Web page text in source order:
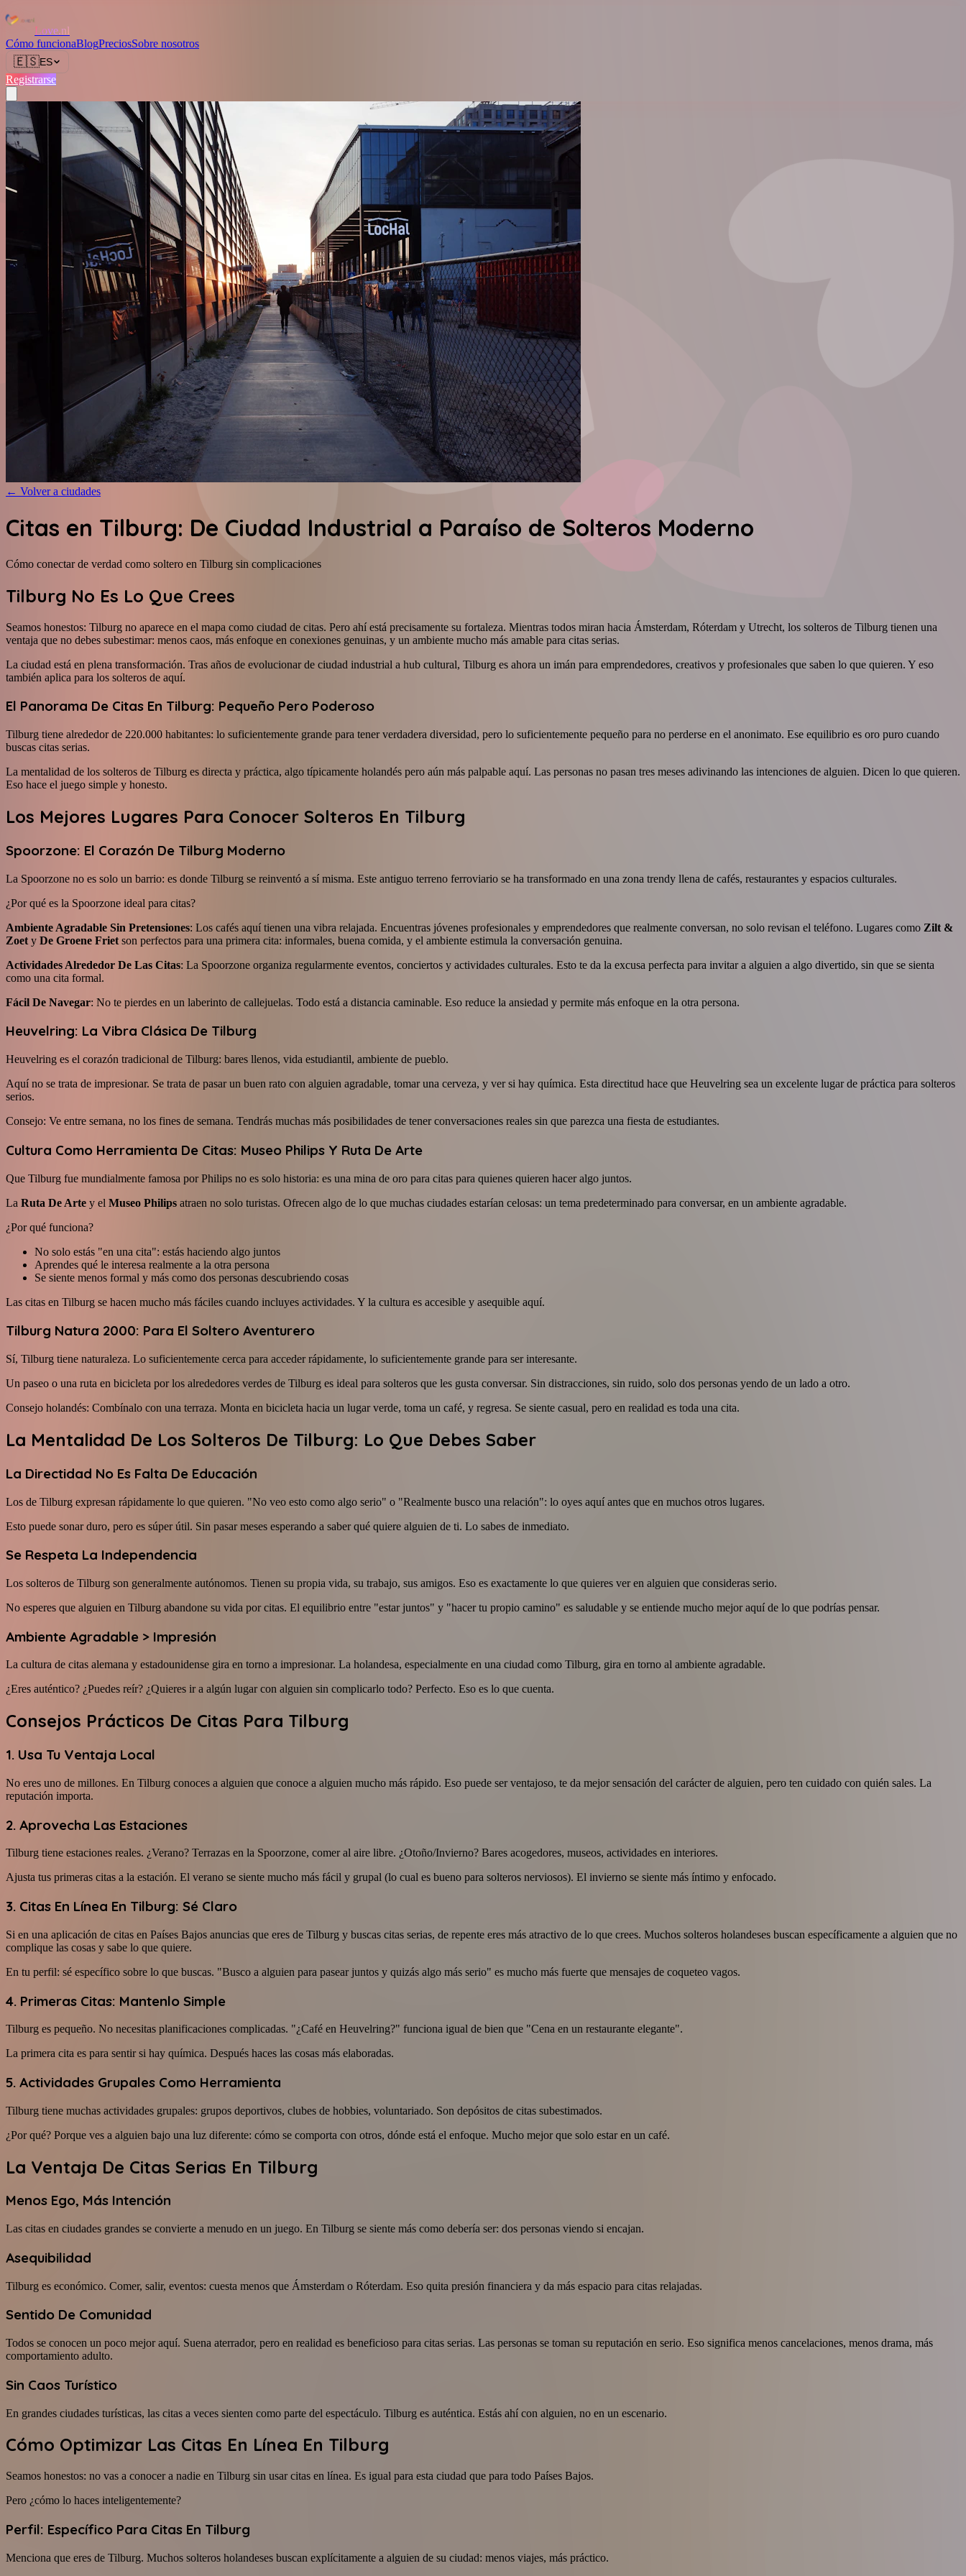
Love.nl
Cómo funcionaBlogPreciosSobre nosotros
🇪🇸ES
Registrarse
← Volver a ciudades
Citas en Tilburg: De Ciudad Industrial a Paraíso de Solteros Moderno
Cómo conectar de verdad como soltero en Tilburg sin complicaciones
Tilburg No Es Lo Que Crees
Seamos honestos: Tilburg no aparece en el mapa como ciudad de citas. Pero ahí está precisamente su fortaleza. Mientras todos miran hacia Ámsterdam, Róterdam y Utrecht, los solteros de Tilburg tienen una
ventaja que no debes subestimar: menos caos, más enfoque en conexiones genuinas, y un ambiente mucho más amable para citas serias.
La ciudad está en plena transformación. Tras años de evolucionar de ciudad industrial a hub cultural, Tilburg es ahora un imán para emprendedores, creativos y profesionales que saben lo que quieren. Y eso
también aplica para los solteros de aquí.
El Panorama De Citas En Tilburg: Pequeño Pero Poderoso
Tilburg tiene alrededor de 220.000 habitantes: lo suficientemente grande para tener verdadera diversidad, pero lo suficientemente pequeño para no perderse en el anonimato. Ese equilibrio es oro puro cuando
buscas citas serias.
La mentalidad de los solteros de Tilburg es directa y práctica, algo típicamente holandés pero aún más palpable aquí. Las personas no pasan tres meses adivinando las intenciones de alguien. Dicen lo que quieren.
Eso hace el juego simple y honesto.
Los Mejores Lugares Para Conocer Solteros En Tilburg
Spoorzone: El Corazón De Tilburg Moderno
La Spoorzone no es solo un barrio: es donde Tilburg se reinventó a sí misma. Este antiguo terreno ferroviario se ha transformado en una zona trendy llena de cafés, restaurantes y espacios culturales.
¿Por qué es la Spoorzone ideal para citas?
Ambiente Agradable Sin Pretensiones: Los cafés aquí tienen una vibra relajada. Encuentras jóvenes profesionales y emprendedores que realmente conversan, no solo revisan el teléfono. Lugares como Zilt &
Zoet y De Groene Friet son perfectos para una primera cita: informales, buena comida, y el ambiente estimula la conversación genuina.
Actividades Alrededor De Las Citas: La Spoorzone organiza regularmente eventos, conciertos y actividades culturales. Esto te da la excusa perfecta para invitar a alguien a algo divertido, sin que se sienta
como una cita formal.
Fácil De Navegar: No te pierdes en un laberinto de callejuelas. Todo está a distancia caminable. Eso reduce la ansiedad y permite más enfoque en la otra persona.
Heuvelring: La Vibra Clásica De Tilburg
Heuvelring es el corazón tradicional de Tilburg: bares llenos, vida estudiantil, ambiente de pueblo.
Aquí no se trata de impresionar. Se trata de pasar un buen rato con alguien agradable, tomar una cerveza, y ver si hay química. Esta directitud hace que Heuvelring sea un excelente lugar de práctica para solteros
serios.
Consejo: Ve entre semana, no los fines de semana. Tendrás muchas más posibilidades de tener conversaciones reales sin que parezca una fiesta de estudiantes.
Cultura Como Herramienta De Citas: Museo Philips Y Ruta De Arte
Que Tilburg fue mundialmente famosa por Philips no es solo historia: es una mina de oro para citas para quienes quieren hacer algo juntos.
La Ruta De Arte y el Museo Philips atraen no solo turistas. Ofrecen algo de lo que muchas ciudades estarían celosas: un tema predeterminado para conversar, en un ambiente agradable.
¿Por qué funciona?
No solo estás "en una cita": estás haciendo algo juntos
Aprendes qué le interesa realmente a la otra persona
Se siente menos formal y más como dos personas descubriendo cosas
Las citas en Tilburg se hacen mucho más fáciles cuando incluyes actividades. Y la cultura es accesible y asequible aquí.
Tilburg Natura 2000: Para El Soltero Aventurero
Sí, Tilburg tiene naturaleza. Lo suficientemente cerca para acceder rápidamente, lo suficientemente grande para ser interesante.
Un paseo o una ruta en bicicleta por los alrededores verdes de Tilburg es ideal para solteros que les gusta conversar. Sin distracciones, sin ruido, solo dos personas yendo de un lado a otro.
Consejo holandés: Combínalo con una terraza. Monta en bicicleta hacia un lugar verde, toma un café, y regresa. Se siente casual, pero en realidad es toda una cita.
La Mentalidad De Los Solteros De Tilburg: Lo Que Debes Saber
La Directidad No Es Falta De Educación
Los de Tilburg expresan rápidamente lo que quieren. "No veo esto como algo serio" o "Realmente busco una relación": lo oyes aquí antes que en muchos otros lugares.
Esto puede sonar duro, pero es súper útil. Sin pasar meses esperando a saber qué quiere alguien de ti. Lo sabes de inmediato.
Se Respeta La Independencia
Los solteros de Tilburg son generalmente autónomos. Tienen su propia vida, su trabajo, sus amigos. Eso es exactamente lo que quieres ver en alguien que consideras serio.
No esperes que alguien en Tilburg abandone su vida por citas. El equilibrio entre "estar juntos" y "hacer tu propio camino" es saludable y se entiende mucho mejor aquí de lo que podrías pensar.
Ambiente Agradable > Impresión
La cultura de citas alemana y estadounidense gira en torno a impresionar. La holandesa, especialmente en una ciudad como Tilburg, gira en torno al ambiente agradable.
¿Eres auténtico? ¿Puedes reír? ¿Quieres ir a algún lugar con alguien sin complicarlo todo? Perfecto. Eso es lo que cuenta.
Consejos Prácticos De Citas Para Tilburg
1. Usa Tu Ventaja Local
No eres uno de millones. En Tilburg conoces a alguien que conoce a alguien mucho más rápido. Eso puede ser ventajoso, te da mejor sensación del carácter de alguien, pero ten cuidado con quién sales. La
reputación importa.
2. Aprovecha Las Estaciones
Tilburg tiene estaciones reales. ¿Verano? Terrazas en la Spoorzone, comer al aire libre. ¿Otoño/Invierno? Bares acogedores, museos, actividades en interiores.
Ajusta tus primeras citas a la estación. El verano se siente mucho más fácil y grupal (lo cual es bueno para solteros nerviosos). El invierno se siente más íntimo y enfocado.
3. Citas En Línea En Tilburg: Sé Claro
Si en una aplicación de citas en Países Bajos anuncias que eres de Tilburg y buscas citas serias, de repente eres más atractivo de lo que crees. Muchos solteros holandeses buscan específicamente a alguien que no
complique las cosas y sabe lo que quiere.
En tu perfil: sé específico sobre lo que buscas. "Busco a alguien para pasear juntos y quizás algo más serio" es mucho más fuerte que mensajes de coqueteo vagos.
4. Primeras Citas: Mantenlo Simple
Tilburg es pequeño. No necesitas planificaciones complicadas. "¿Café en Heuvelring?" funciona igual de bien que "Cena en un restaurante elegante".
La primera cita es para sentir si hay química. Después haces las cosas más elaboradas.
5. Actividades Grupales Como Herramienta
Tilburg tiene muchas actividades grupales: grupos deportivos, clubes de hobbies, voluntariado. Son depósitos de citas subestimados.
¿Por qué? Porque ves a alguien bajo una luz diferente: cómo se comporta con otros, dónde está el enfoque. Mucho mejor que solo estar en un café.
La Ventaja De Citas Serias En Tilburg
Menos Ego, Más Intención
Las citas en ciudades grandes se convierte a menudo en un juego. En Tilburg se siente más como debería ser: dos personas viendo si encajan.
Asequibilidad
Tilburg es económico. Comer, salir, eventos: cuesta menos que Ámsterdam o Róterdam. Eso quita presión financiera y da más espacio para citas relajadas.
Sentido De Comunidad
Todos se conocen un poco mejor aquí. Suena aterrador, pero en realidad es beneficioso para citas serias. Las personas se toman su reputación en serio. Eso significa menos cancelaciones, menos drama, más
comportamiento adulto.
Sin Caos Turístico
En grandes ciudades turísticas, las citas a veces sienten como parte del espectáculo. Tilburg es auténtica. Estás ahí con alguien, no en un escenario.
Cómo Optimizar Las Citas En Línea En Tilburg
Seamos honestos: no vas a conocer a nadie en Tilburg sin usar citas en línea. Es igual para esta ciudad que para todo Países Bajos.
Pero ¿cómo lo haces inteligentemente?
Perfil: Específico Para Citas En Tilburg
Menciona que eres de Tilburg. Muchos solteros holandeses buscan explícitamente a alguien de su ciudad: menos viajes, más práctico.